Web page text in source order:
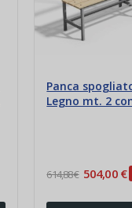
Panca
Legno mt. 2
614,88 € 504,00 €